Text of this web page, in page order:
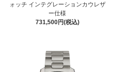
ォッチ インテグレーションカウレザ
ー仕様
731,500円(税込)